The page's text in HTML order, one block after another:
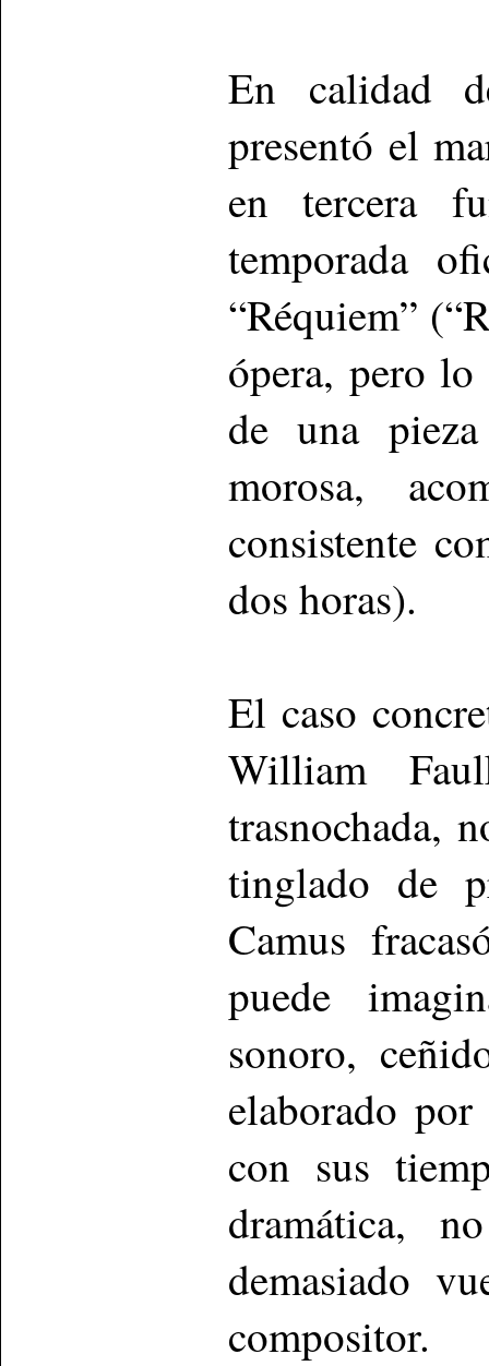
En calidad
presentó el
en tercera
temporada
“Réquiem”
ópera, pero lo
de una
morosa,
consistente
dos horas).
El caso
William
trasnochada,
tinglado de
Camus
puede
sonoro,
elaborado
con sus
dramática,
demasiado
compositor.